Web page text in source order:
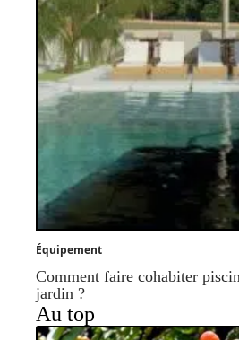
Équipement
Comment faire cohabiter
jardin ?
Au top